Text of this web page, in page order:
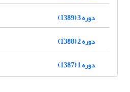
دوره 3 (1389)
دوره 2 (1388)
دوره 1 (1387)